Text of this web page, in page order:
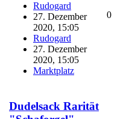
Rudogard
27. Dezember
2020, 15:05
Rudogard
27. Dezember
2020, 15:05
Marktplatz
0
Dudelsack Rarität